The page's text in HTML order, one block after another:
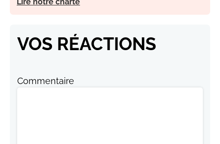
VOS RÉACTIONS
Commentaire